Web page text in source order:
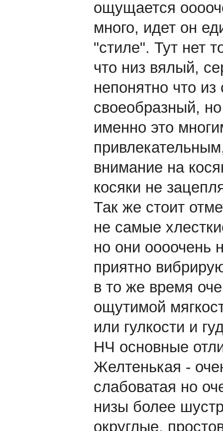
ощущается
много, идет он
"стиле". Тут нет
что низ вялый,
непонятно что из
своеобразный,
именно это
внимание на
косяки не
Так же стоит
не самые
но они оооочень
приятно
в то же время
ощутимой
или гулкости и
НЧ основные
Желтенькая -
слабоватая но
низы более
округлые,